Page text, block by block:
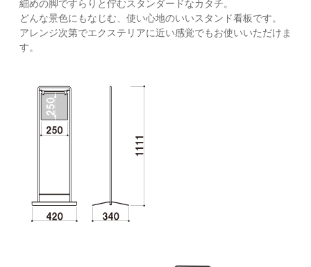
細めの脚ですらりと佇むスタンダードなカタチ。
どんな景色にもなじむ、使い心地のいいスタンド看板です。
アレンジ次第でエクステリアに近い感覚でもお使いいただけま
す。